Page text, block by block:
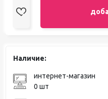
Наличие:
интернет-магазин
0 шт